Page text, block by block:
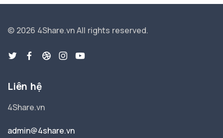
© 2026 4Share.vnAll rights reserved.
Liên hệ
4Share.vn
admin@4share.vn